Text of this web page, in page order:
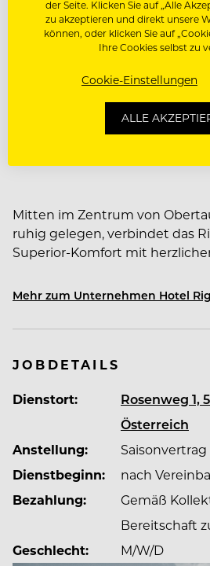
Mitarbeiterevents
Mitten im Zentrum von
ruhig gelegen, verbindet das
Superior-Komfort mit
58 Zimmer und Suiten und
Fitnessstudio und
Kulinarisch steht das Rigele
Alpine Cuisine, die
Im mehrfach ausgezeichneten
Friedrich sowie im Rahmen der
Halbpension erleben Gäste
Mehr zum Unternehmen Hotel
JOBDETAILS
Dienstort:
Rosenweg 1,
Österreich
Anstellung:
Saisonvertrag
Dienstbeginn:
nach
Bezahlung:
Gemäß
Bereitschaft
Geschlecht:
M/W/D
der Seite. Klicken Sie auf „Alle
zu akzeptieren und direkt unsere
können, oder klicken Sie auf
Ihre Cookies selbst zu
Cookie-Einstellungen
ALLE